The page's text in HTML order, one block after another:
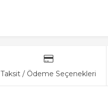
Taksit / Ödeme Seçenekleri